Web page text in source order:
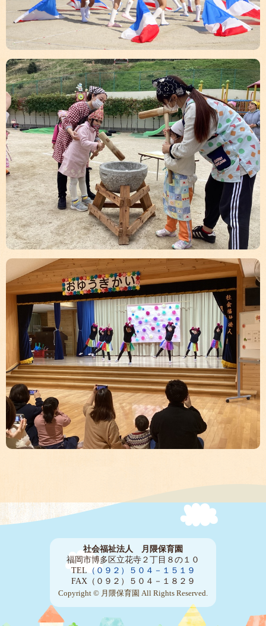
社会福祉法人 月隈保育園
福岡市博多区立花寺２丁目８の１０
TEL（０９２）５０４－１５１９
FAX（０９２）５０４－１８２９
Copyright © 月隈保育園 All Rights Reserved.